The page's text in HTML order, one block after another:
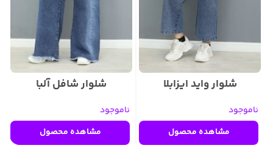
شلوار واید ایزابلا
ناموجود
مشاهده محصول
شلوار شافل آلبا
ناموجود
مشاهده محصول